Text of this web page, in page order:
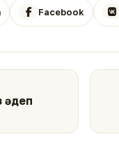
Facebook
әдеп